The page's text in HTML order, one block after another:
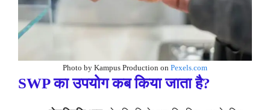
Photo by Kampus Production on Pexels.com
SWP का उपयोग कब किया जाता है?